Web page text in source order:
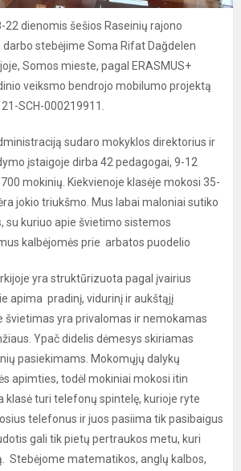
22 dienomis šešios Raseinių rajono
stebėjime Soma Rifat Dağdelen
Somos mieste, pagal ERASMUS+
veiksmo bendrojo mobilumo projektą
SCH-000219911.
sudaro mokyklos direktorius ir
įstaigoje dirba 42 pedagogai, 9-12
mokinių. Kiekvienoje klasėje mokosi 35-
jokio triukšmo. Mus labai maloniai sutiko
su kuriuo apie švietimo sistemos
kalbėjomės prie arbatos puodelio
yra struktūrizuota pagal įvairius
apima pradinį, vidurinį ir aukštąjį
švietimas yra privalomas ir nemokamas
Ypač didelis dėmesys skiriamas
pasiekimams. Mokomųjų dalykų
apimties, todėl mokiniai mokosi itin
klasė turi telefonų spintelę, kurioje ryte
telefonus ir juos pasiima tik pasibaigus
gali tik pietų pertraukos metu, kuri
Stebėjome matematikos, anglų kalbos,